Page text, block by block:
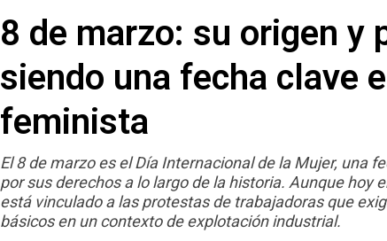
8 de marzo: su origen y
siendo una fecha clave
feminista
El 8 de marzo es el Día Internacional de la Mujer, una
por sus derechos a lo largo de la historia. Aunque hoy
está vinculado a las protestas de trabajadoras que
básicos en un contexto de explotación industrial.